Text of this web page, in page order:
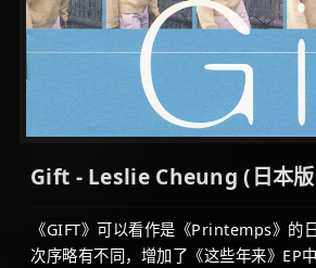
Gift - Leslie Cheung (日本
《GIFT》可以看作是《Printemps》的
次序略有不同，增加了《这些年来》EP